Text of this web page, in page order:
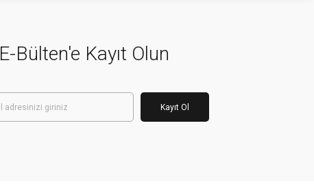
E-Bülten'e Kayıt Olun
Kayıt Ol